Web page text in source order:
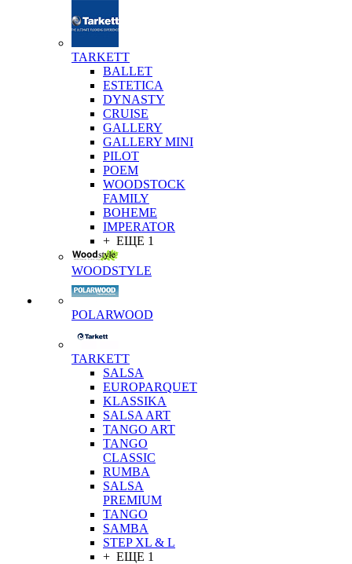
TARKETT
BALLET
ESTETICA
DYNASTY
CRUISE
GALLERY
GALLERY MINI
PILOT
POEM
WOODSTOCK
FAMILY
BOHEME
IMPERATOR
+ ЕЩЕ 1
WOODSTYLE
POLARWOOD
TARKETT
SALSA
EUROPARQUET
KLASSIKA
SALSA ART
TANGO ART
TANGO
CLASSIC
RUMBA
SALSA
PREMIUM
TANGO
SAMBA
STEP XL & L
+ ЕЩЕ 1